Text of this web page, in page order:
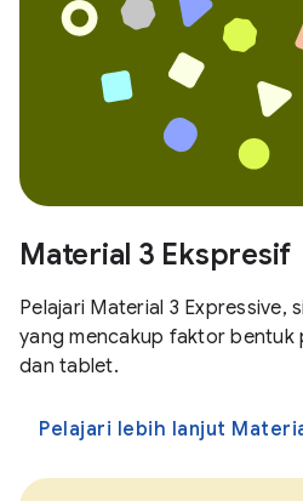
Material 3 Ekspresif
Pelajari Material 3 Expressive,
yang mencakup faktor bentuk
dan tablet.
Pelajari lebih lanjut